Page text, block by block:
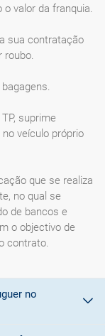
valor da franquia.
sua contratação
roubo.
suprime
veículo próprio
que se realiza
no qual se
de bancos e
o objectivo de
contrato.
no